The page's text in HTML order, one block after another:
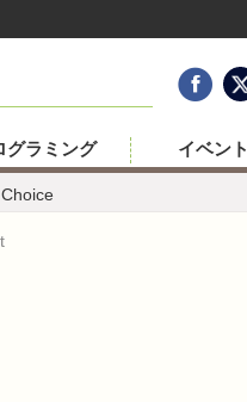
グラミング イベント